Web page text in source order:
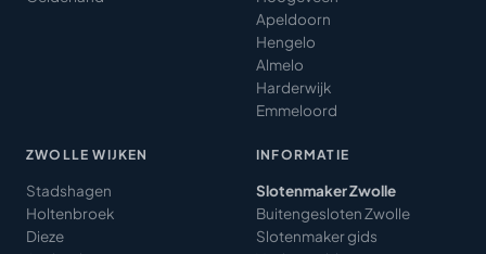
Apeldoorn
Hengelo
Almelo
Harderwijk
Emmeloord
ZWOLLE WIJKEN
Stadshagen
Holtenbroek
Dieze
INFORMATIE
Slotenmaker Zwolle
Buitengesloten Zwolle
Slotenmaker gids